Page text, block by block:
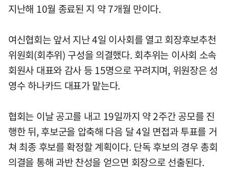
지난해 10월 종료된 지 약 7개월 만이다.
여신협회는 앞서 지난 4일 이사회를 열고 회장후보추천
위원회(회추위) 구성을 의결했다. 회추위는 이사회 소속
회원사 대표와 감사 등 15명으로 꾸려지며, 위원장은 성
영수 하나카드 대표가 맡는다.
협회는 이날 공고를 내고 19일까지 약 2주간 공모를 진
행한 뒤, 후보군을 압축해 다음 달 4일 면접과 투표를 거
쳐 최종 후보를 확정할 계획이다. 단독 후보의 경우 총회
의결을 통해 과반 찬성을 얻으면 회장으로 선출된다.